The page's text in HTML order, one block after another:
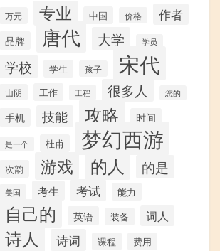
万元 专业 中国 价格 作者
品牌 唐代 大学 学员
学校 学生 孩子 宋代
山阴 工作 工程 很多人 您的
手机 技能 攻略 时间
是一个 杜甫 梦幻西游
次韵 游戏 的人 的是
美国 考生 考试 能力
自己的 英语 装备 词人
诗人 诗词 课程 费用